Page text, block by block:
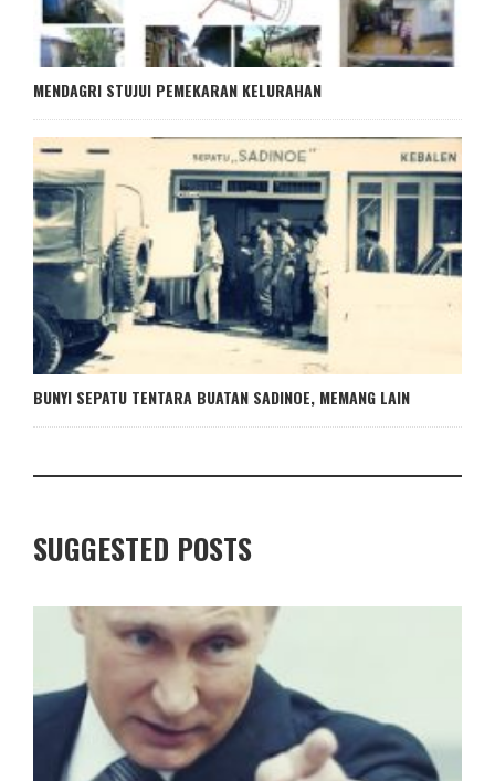
MENDAGRI STUJUI PEMEKARAN KELURAHAN
BUNYI SEPATU TENTARA BUATAN SADINOE, MEMANG LAIN
SUGGESTED POSTS